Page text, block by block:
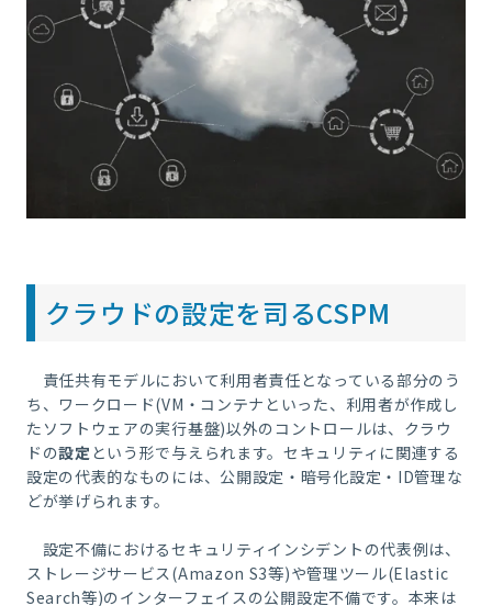
クラウドの設定を司るCSPM
責任共有モデルにおいて利用者責任となっている部分のう
ち、ワークロード(VM・コンテナといった、利用者が作成し
たソフトウェアの実行基盤)以外のコントロールは、クラウ
ドの設定 という形で与えられます。セキュリティに関連する
設定の代表的なものには、公開設定・暗号化設定・ID管理な
どが挙げられます。
設定不備におけるセキュリティインシデントの代表例は、
ストレージサービス(Amazon S3等)や管理ツール(Elastic
Search等)のインターフェイスの公開設定不備です。本来は